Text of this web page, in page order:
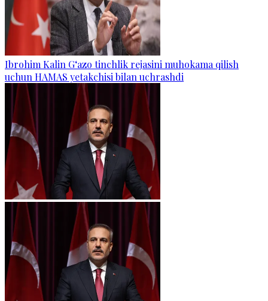
Ibrohim Kalin G‘azo tinchlik rejasini muhokama qilish
uchun HAMAS yetakchisi bilan uchrashdi